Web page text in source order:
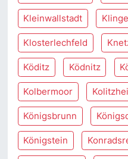
Kleinwallstadt
Klosterlechfeld
Köditz Ködnitz
Kolbermoor
Königsbrunn
Königstein